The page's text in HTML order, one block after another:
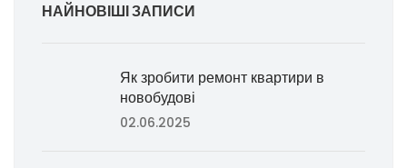
НАЙНОВІШІ ЗАПИСИ
Як зробити ремонт квартири в
новобудові
02.06.2025